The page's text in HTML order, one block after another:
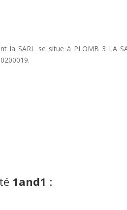
la SARL se situe à PLOMB 3 LA
1and1 :